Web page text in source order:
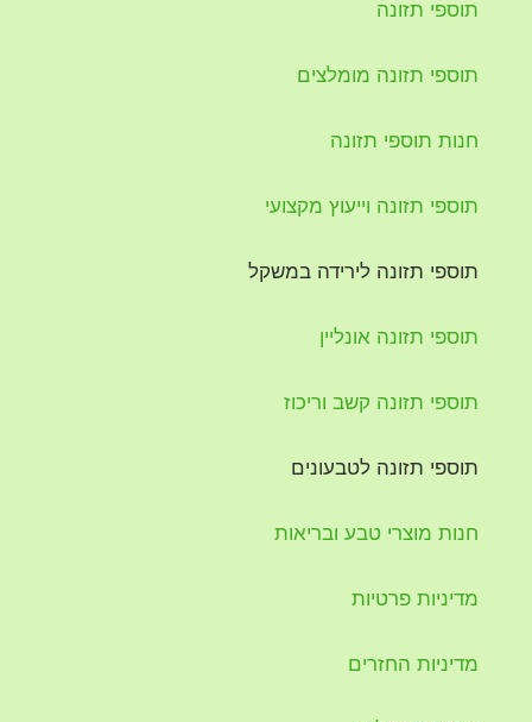
תוספי תזונה
תוספי תזונה מומלצים
חנות תוספי תזונה
תוספי תזונה וייעוץ מקצועי
תוספי תזונה לירידה במשקל
תוספי תזונה אונליין
תוספי תזונה קשב וריכוז
תוספי תזונה לטבעונים
חנות מוצרי טבע ובריאות
מדיניות פרטיות
מדיניות החזרים